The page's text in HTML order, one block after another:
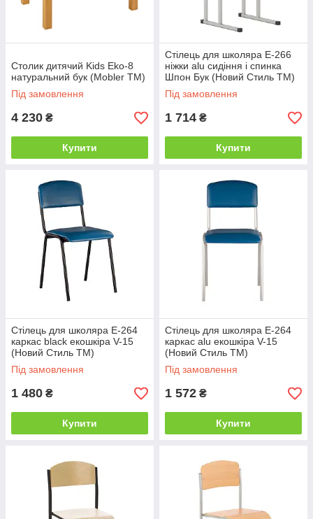
Столик дитячий Kids Eko-8
натуральний бук (Mobler TM)
Під замовлення
4 230 ₴
Купити
Стілець для школяра E-266
ніжки alu сидіння і спинка
Шпон Бук (Новий Стиль ТМ)
Під замовлення
1 714 ₴
Купити
Стілець для школяра E-264
каркас black екошкіра V-15
(Новий Стиль ТМ)
Під замовлення
1 480 ₴
Купити
Стілець для школяра E-264
каркас alu екошкіра V-15
(Новий Стиль ТМ)
Під замовлення
1 572 ₴
Купити